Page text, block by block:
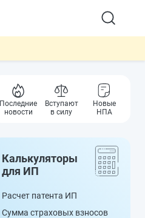
Последние
новости
Вступают
в силу
Новые
НПА
Калькуляторы
для ИП
Расчет патента ИП
Сумма страховых взносов